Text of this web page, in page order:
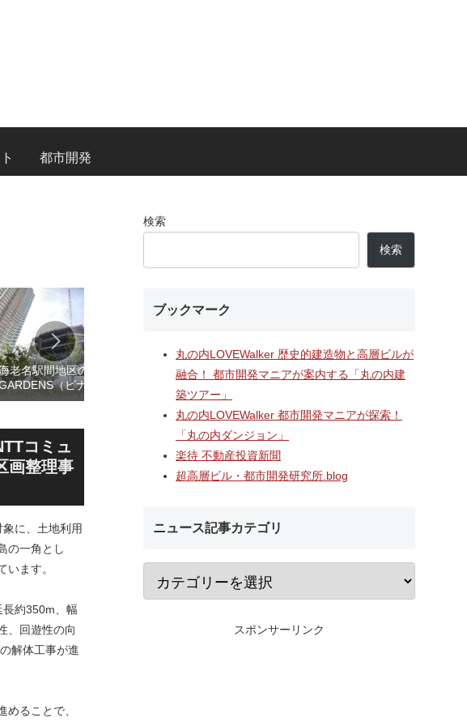
都市開発
老名駅間地区のViNA
（ビナ ガーデン
）で建設中の「（仮称）フ
ル温浴棟」2026年夏時点建
状況！！天然温泉のほか子
て・ペット関連の複合施設
建設が進む！！
なんばのクボタ旧本社跡地に
の多目的アリーナ「（仮称）
Kubota LaLa arena」！！街
区名称は「Kubota field（クボ
タフィールド）」に決定！！
長崎駅前の県営バス
業」！！バスターミ
コミュ
画整理事
に、土地利用
の一角とし
ます。
長約350m、幅
、回遊性の向
解体工事が進
ることで、
検索
検索
ブックマーク
丸の内LOVEWalker 歴史的建造物と高層ビルが
融合！ 都市開発マニアが案内する「丸の内建
築ツアー」
丸の内LOVEWalker 都市開発マニアが探索！
「丸の内ダンジョン」
楽待 不動産投資新聞
超高層ビル・都市開発研究所.blog
ニュース記事カテゴリ
スポンサーリンク